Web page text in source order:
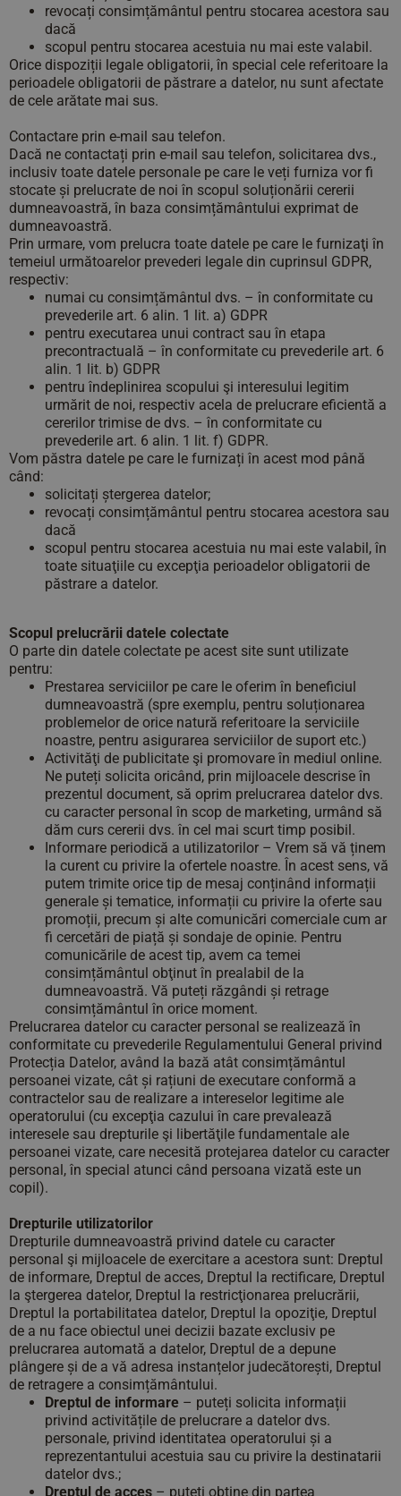
revocați consimțământul pentru stocarea acestora sau
dacă
scopul pentru stocarea acestuia nu mai este valabil.
Orice dispoziții legale obligatorii, în special cele referitoare la
perioadele obligatorii de păstrare a datelor, nu sunt afectate
de cele arătate mai sus.
Contactare prin e-mail sau telefon.
Dacă ne contactați prin e-mail sau telefon, solicitarea dvs.,
inclusiv toate datele personale pe care le veți furniza vor fi
stocate și prelucrate de noi în scopul soluționării cererii
dumneavoastră, în baza consimțământului exprimat de
dumneavoastră.
Prin urmare, vom prelucra toate datele pe care le furnizaţi în
temeiul următoarelor prevederi legale din cuprinsul GDPR,
respectiv:
numai cu consimțământul dvs. – în conformitate cu
prevederile art. 6 alin. 1 lit. a) GDPR
pentru executarea unui contract sau în etapa
precontractuală – în conformitate cu prevederile art. 6
alin. 1 lit. b) GDPR
pentru îndeplinirea scopului şi interesului legitim
urmărit de noi, respectiv acela de prelucrare eficientă a
cererilor trimise de dvs. – în conformitate cu
prevederile art. 6 alin. 1 lit. f) GDPR.
Vom păstra datele pe care le furnizați în acest mod până
când:
solicitați ștergerea datelor;
revocați consimțământul pentru stocarea acestora sau
dacă
scopul pentru stocarea acestuia nu mai este valabil, în
toate situaţiile cu excepţia perioadelor obligatorii de
păstrare a datelor.
Scopul prelucrării datele colectate
O parte din datele colectate pe acest site sunt utilizate
pentru:
Prestarea serviciilor pe care le oferim în beneficiul
dumneavoastră (spre exemplu, pentru soluționarea
problemelor de orice natură referitoare la serviciile
noastre, pentru asigurarea serviciilor de suport etc.)
Activităţi de publicitate şi promovare în mediul online.
Ne puteți solicita oricând, prin mijloacele descrise în
prezentul document, să oprim prelucrarea datelor dvs.
cu caracter personal în scop de marketing, urmând să
dăm curs cererii dvs. în cel mai scurt timp posibil.
Informare periodică a utilizatorilor – Vrem să vă ținem
la curent cu privire la ofertele noastre. În acest sens, vă
putem trimite orice tip de mesaj conținând informații
generale și tematice, informații cu privire la oferte sau
promoții, precum și alte comunicări comerciale cum ar
fi cercetări de piață și sondaje de opinie. Pentru
comunicările de acest tip, avem ca temei
consimțământul obţinut în prealabil de la
dumneavoastră. Vă puteți răzgândi și retrage
consimțământul în orice moment.
Prelucrarea datelor cu caracter personal se realizează în
conformitate cu prevederile Regulamentului General privind
Protecția Datelor, având la bază atât consimțământul
persoanei vizate, cât și rațiuni de executare conformă a
contractelor sau de realizare a intereselor legitime ale
operatorului (cu excepţia cazului în care prevalează
interesele sau drepturile şi libertăţile fundamentale ale
persoanei vizate, care necesită protejarea datelor cu caracter
personal, în special atunci când persoana vizată este un
copil).
Drepturile utilizatorilor
Drepturile dumneavoastră privind datele cu caracter
personal şi mijloacele de exercitare a acestora sunt: Dreptul
de informare, Dreptul de acces, Dreptul la rectificare, Dreptul
la ştergerea datelor, Dreptul la restricţionarea prelucrării,
Dreptul la portabilitatea datelor, Dreptul la opoziţie, Dreptul
de a nu face obiectul unei decizii bazate exclusiv pe
prelucrarea automată a datelor, Dreptul de a depune
plângere și de a vă adresa instanțelor judecătorești, Dreptul
de retragere a consimțământului.
Dreptul de informare – puteți solicita informații
privind activitățile de prelucrare a datelor dvs.
personale, privind identitatea operatorului și a
reprezentantului acestuia sau cu privire la destinatarii
datelor dvs.;
Dreptul de acces – puteţi obţine din partea